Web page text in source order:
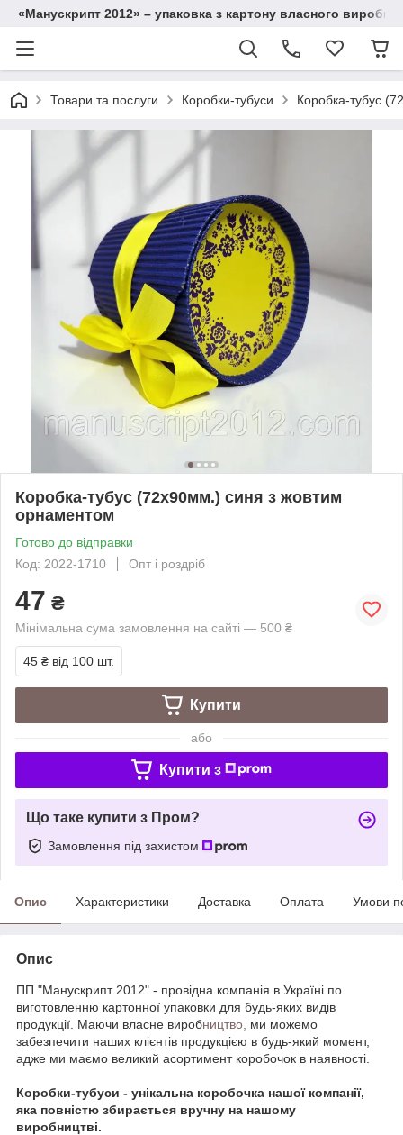
«Манускрипт 2012» – упаковка з картону власного
Товари та послуги Коробки-тубуси Коробка-тубус
Коробка-тубус (72х90мм.) синя з жовтим
орнаментом
Готово до відправки
Код: 2022-1710
Опт і роздріб
47 ₴
Мінімальна сума замовлення на сайті — 500 ₴
45 ₴ від 100 шт.
Купити
або
Купити з
Що таке купити з Пром?
Замовлення під захистом
Опис Характеристики Доставка Оплата Умови
Опис
ПП "Манускрипт 2012" - провідна компанія в Україні по
виготовленню картонної упаковки для будь-яких видів
продукції. Маючи власне виробництво, ми можемо
забезпечити наших клієнтів продукцією в будь-який момент,
адже ми маємо великий асортимент коробочок в наявності.
Коробки-тубуси - унікальна коробочка нашої компанії,
яка повністю збирається вручну на нашому
виробництві.